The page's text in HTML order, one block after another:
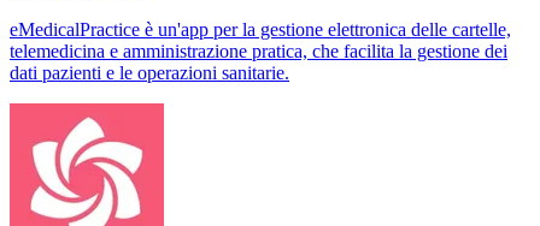
eMedicalPractice è un'app per la gestione elettronica delle cartelle,
telemedicina e amministrazione pratica, che facilita la gestione dei
dati pazienti e le operazioni sanitarie.